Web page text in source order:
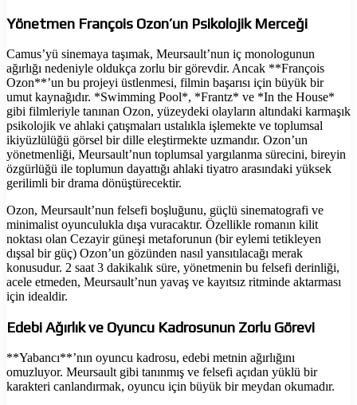
Yönetmen François Ozon’un Psikolojik Merceği
Camus’yü sinemaya taşımak, Meursault’nun iç monologunun
ağırlığı nedeniyle oldukça zorlu bir görevdir. Ancak **François
Ozon**’un bu projeyi üstlenmesi, filmin başarısı için büyük bir
umut kaynağıdır. *Swimming Pool*, *Frantz* ve *In the House*
gibi filmleriyle tanınan Ozon, yüzeydeki olayların altındaki karmaşık
psikolojik ve ahlaki çatışmaları ustalıkla işlemekte ve toplumsal
ikiyüzlülüğü görsel bir dille eleştirmekte uzmandır. Ozon’un
yönetmenliği, Meursault’nun toplumsal yargılanma sürecini, bireyin
özgürlüğü ile toplumun dayattığı ahlaki tiyatro arasındaki yüksek
gerilimli bir drama dönüştürecektir.
Ozon, Meursault’nun felsefi boşluğunu, güçlü sinematografi ve
minimalist oyunculukla dışa vuracaktır. Özellikle romanın kilit
noktası olan Cezayir güneşi metaforunun (bir eylemi tetikleyen
dışsal bir güç) Ozon’un gözünden nasıl yansıtılacağı merak
konusudur. 2 saat 3 dakikalık süre, yönetmenin bu felsefi derinliği,
acele etmeden, Meursault’nun yavaş ve kayıtsız ritminde aktarması
için idealdir.
Edebi Ağırlık ve Oyuncu Kadrosunun Zorlu Görevi
**Yabancı**’nın oyuncu kadrosu, edebi metnin ağırlığını
omuzluyor. Meursault gibi tanınmış ve felsefi açıdan yüklü bir
karakteri canlandırmak, oyuncu için büyük bir meydan okumadır.